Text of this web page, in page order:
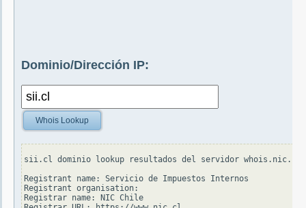
Dominio/Dirección IP:
Whois Lookup
sii.cl dominio lookup resultados del servidor whois.nic.cl:
Registrant name: Servicio de Impuestos Internos
Registrant organisation:
Registrar name: NIC Chile